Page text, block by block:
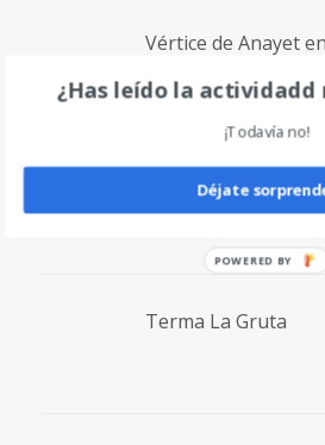
Vértice de Anayet
Roya
Volcán Incahuasi
Terma La Gruta
¿Has leído la actividadd
¡Todavía no!
Déjate
POWERED BY